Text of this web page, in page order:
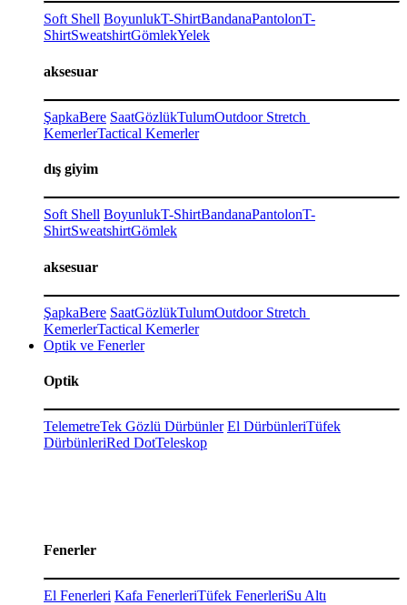
Soft Shell BoyunlukT-ShirtBandanaPantolonT-
ShirtSweatshirtGömlekYelek
aksesuar
ŞapkaBere SaatGözlükTulumOutdoor Stretch
KemerlerTactical Kemerler
dış giyim
Soft Shell BoyunlukT-ShirtBandanaPantolonT-
ShirtSweatshirtGömlek
aksesuar
ŞapkaBere SaatGözlükTulumOutdoor Stretch
KemerlerTactical Kemerler
Optik ve Fenerler
Optik
TelemetreTek Gözlü Dürbünler El DürbünleriTüfek
DürbünleriRed DotTeleskop
Fenerler
El Fenerleri Kafa FenerleriTüfek FenerleriSu Altı